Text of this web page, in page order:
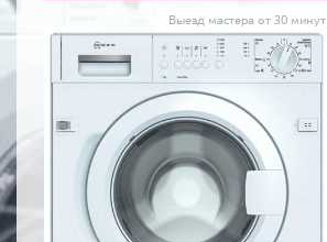
Выезд мастера от 30 минут